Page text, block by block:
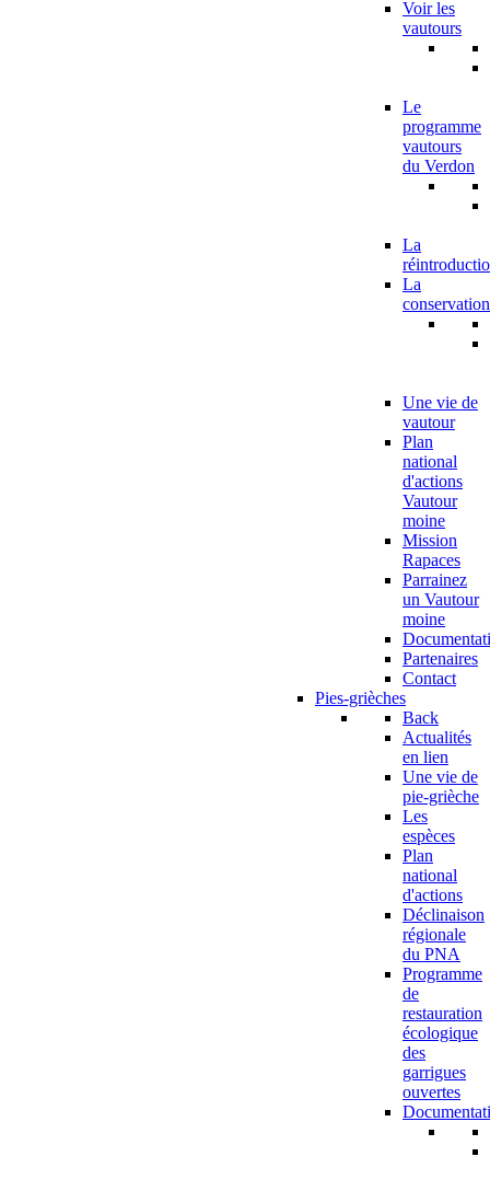
Voir les
vautours
Le
programme
vautours
du Verdon
La
La
conservation
Une vie de
vautour
Plan
national
d'actions
Vautour
moine
Mission
Rapaces
Parrainez
un Vautour
moine
Partenaires
Contact
Pies-grièches
Back
Actualités
en lien
Une vie de
pie-grièche
Les
espèces
Plan
national
d'actions
Déclinaison
régionale
du PNA
Programme
de
restauration
écologique
des
garrigues
ouvertes